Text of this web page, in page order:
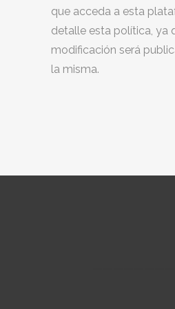
que acceda a esta
detalle esta política, ya
modificación será
la misma.